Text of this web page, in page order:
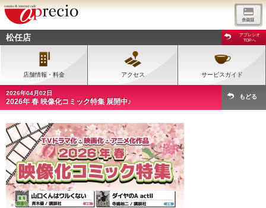
松任店
アプレシオ
TOPへ
店舗情報・料金 アクセス サービスガイド
2026年04月02日
2026年 春 映像化コミック特集 展開中♪
もどる